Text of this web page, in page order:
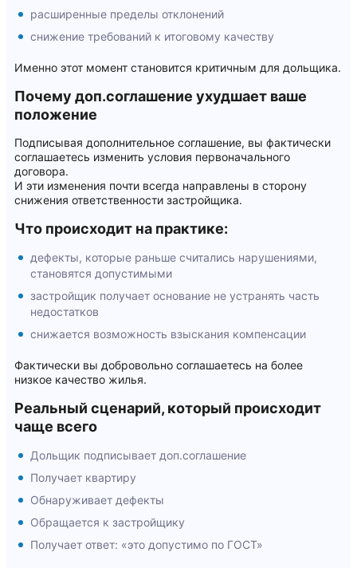
расширенные пределы отклонений
снижение требований к итоговому качеству
Именно этот момент становится критичным для дольщика.
Почему доп.соглашение ухудшает ваше
положение
Подписывая дополнительное соглашение, вы фактически
соглашаетесь изменить условия первоначального
договора.
И эти изменения почти всегда направлены в сторону
снижения ответственности застройщика.
Что происходит на практике:
дефекты, которые раньше считались нарушениями,
становятся допустимыми
застройщик получает основание не устранять часть
недостатков
снижается возможность взыскания компенсации
Фактически вы добровольно соглашаетесь на более
низкое качество жилья.
Реальный сценарий, который происходит
чаще всего
Дольщик подписывает доп.соглашение
Получает квартиру
Обнаруживает дефекты
Обращается к застройщику
Получает ответ: «это допустимо по ГОСТ»